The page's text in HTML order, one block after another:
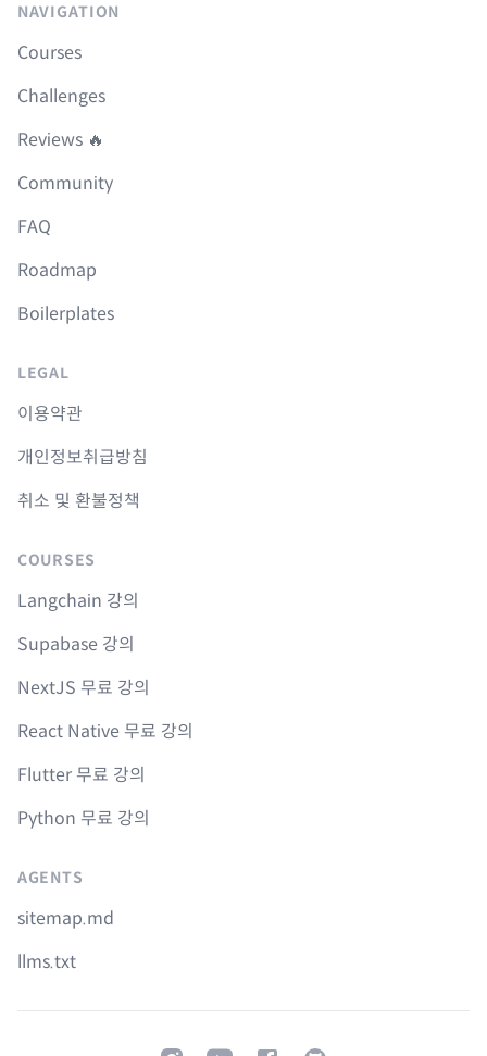
NAVIGATION
Courses
Challenges
Reviews 🔥
Community
FAQ
Roadmap
Boilerplates
LEGAL
이용약관
개인정보취급방침
취소 및 환불정책
COURSES
Langchain 강의
Supabase 강의
NextJS 무료 강의
React Native 무료 강의
Flutter 무료 강의
Python 무료 강의
AGENTS
sitemap.md
llms.txt